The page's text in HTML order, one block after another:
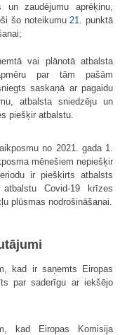
zaudējumu aprēķinu,
šo noteikumu 21.
punktā
vai plānotā atbalsta
par tām pašām
saskaņā ar pagaidu
atbalsta sniedzēju un
piešķir atbalstu.
no 2021. gada 1.
mēnešiem nepiešķir
ir piešķirts atbalsts
Covid-19 krīzes
plūsmas nodrošināšanai.
kad ir saņemts Eiropas
par saderīgu ar iekšējo
kad Eiropas Komisija